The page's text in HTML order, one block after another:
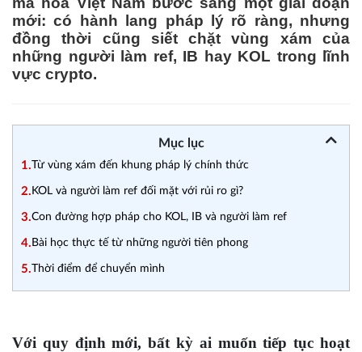
mới: có hành lang pháp lý rõ ràng, nhưng
đồng thời cũng siết chặt vùng xám của
những người làm ref, IB hay KOL trong lĩnh
vực crypto.
Mục lục
1.Từ vùng xám đến khung pháp lý chính thức
2. KOL và người làm ref đối mặt với rủi ro gì?
3.Con đường hợp pháp cho KOL, IB và người làm ref
4. Bài học thực tế từ những người tiên phong
5.Thời điểm để chuyển mình
Với quy định mới, bất kỳ ai muốn tiếp tục hoạt